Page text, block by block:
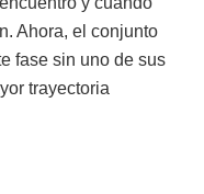
Ahora, el conjunto
fase sin uno de sus
trayectoria